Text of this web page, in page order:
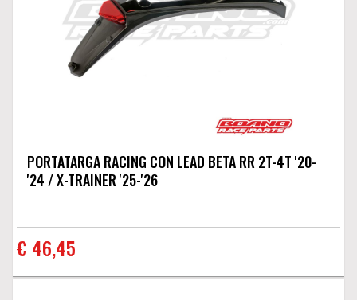
PORTATARGA RACING CON LEAD BETA RR 2T-4T '20-
'24 / X-TRAINER '25-'26
€ 46,45